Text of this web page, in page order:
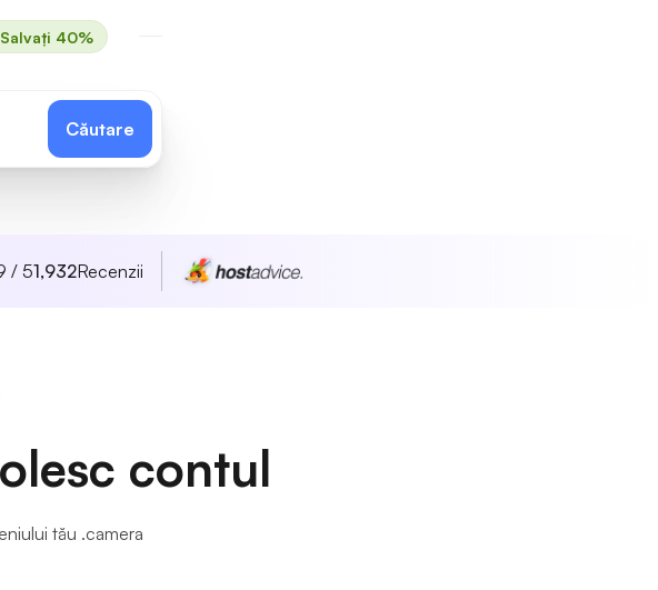
Salvați 40%
Căutare
/ 51,932Recenzii
contul
tău .camera